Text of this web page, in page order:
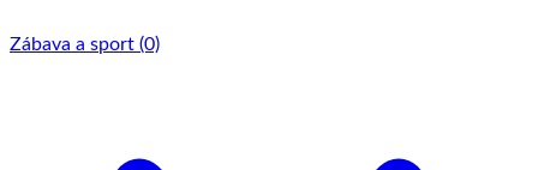
Zábava a sport (0)